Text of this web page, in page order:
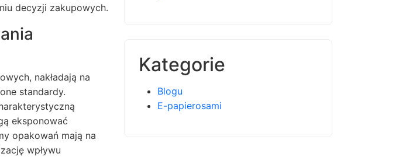
decyzji zakupowych.
nakładają na
standardy.
eksponować
opakowań mają na
wpływu
Kategorie
Blogu
E-papierosami